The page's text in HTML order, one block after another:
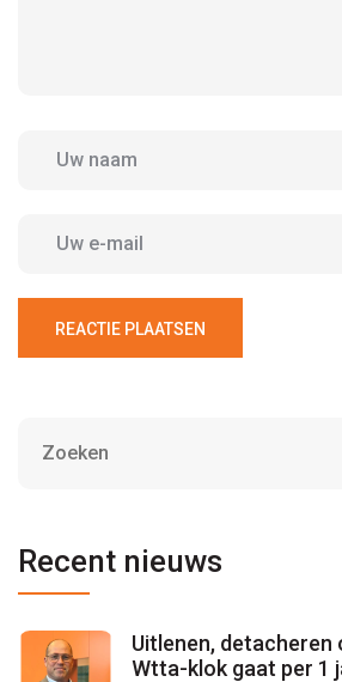
REACTIE PLAATSEN
Recent nieuws
Uitlenen, detacheren
Wtta-klok gaat per 1